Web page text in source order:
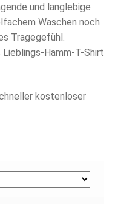
und langlebige
Waschen noch
Tragegefühl.
Hamm-T-Shirt
kostenloser